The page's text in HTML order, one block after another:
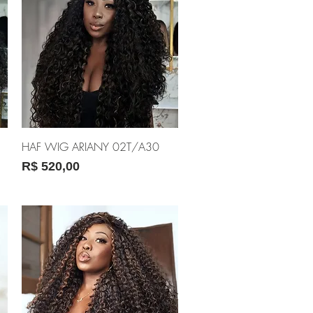
Visualização rápida
HAF WIG ARIANY 02T/A30
Preço
R$ 520,00